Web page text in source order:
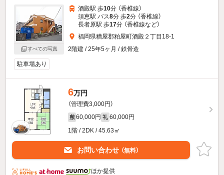
すべての写真
酒殿駅 歩10分 （香椎線）
須恵駅 バス8分 歩2分 （香椎線）
長者原駅 歩17分 （香椎線など）
福岡県糟屋郡粕屋町酒殿２丁目18-1
2階建 / 25年5ヶ月 / 鉄骨造
駐車場あり
6万円
（管理費3,000円）
敷 60,000円 礼 60,000円
1階 / 2DK / 45.63㎡
お問い合わせ （無料）
ほか提供